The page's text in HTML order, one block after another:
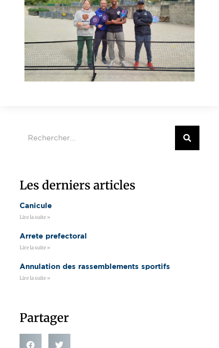
Les derniers articles
Canicule
Lire la suite »
Arrete prefectoral
Lire la suite »
Annulation des rassemblements sportifs
Lire la suite »
Partager